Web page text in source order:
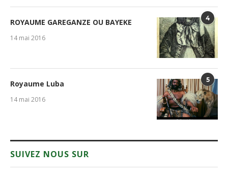
4
ROYAUME GAREGANZE OU BAYEKE
14 mai 2016
5
Royaume Luba
14 mai 2016
SUIVEZ NOUS SUR